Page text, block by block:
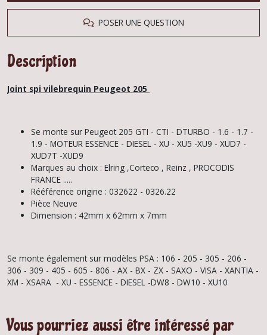
POSER UNE QUESTION
Description
Joint spi vilebrequin Peugeot 205
Se monte sur Peugeot 205 GTI - CTI - DTURBO - 1.6 - 1.7 -
1.9 - MOTEUR ESSENCE - DIESEL - XU - XU5 -XU9 - XUD7 -
XUD7T -XUD9
Marques au choix : Elring ,Corteco , Reinz , PROCODIS
FRANCE .....
Rééférence origine : 032622 - 0326.22
Pièce Neuve
Dimension : 42mm x 62mm x 7mm
Se monte également sur modèles PSA : 106 - 205 - 305 - 206 -
306 - 309 - 405 - 605 - 806 - AX - BX - ZX - SAXO - VISA - XANTIA -
XM - XSARA - XU - ESSENCE - DIESEL -DW8 - DW10 - XU10
Vous pourriez aussi être intéressé par